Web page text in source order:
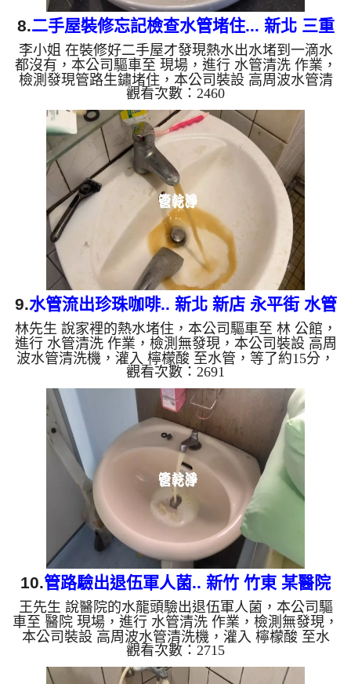
8.二手屋裝修忘記檢查水管堵住... 新北 三重
成功路 清洗水管
李小姐 在裝修好二手屋才發現熱水出水堵到一滴水
都沒有，本公司驅車至 現場，進行 水管清洗 作業，
檢測發現管路生鏽堵住，本公司裝設 高周波水管清
洗機，灌入 檸檬酸 至水管，等了約15分，開啟 水管
清洗機 ，啟動 螺旋波 模式，一開始藥水無法灌入，
改用特殊工法，一開始就流出鐵鏽水，看起來跟咖啡
一樣濃郁，兩個多小時後，熱水出水從一滴都沒有便
正常出水了。 如是自來水，如水管老化，會產生鐵
鏽跟泥沙堆積，洗出來的水就會是咖啡色，地下水含
有氧化錳，管壁上會結成黑色管垢，洗出來的水會跟
石油一樣黑，有些洗出...
觀看次數：2460
9.水管流出珍珠咖啡.. 新北 新店 永平街 水管
清洗
林先生 說家裡的熱水堵住，本公司驅車至 林 公館，
進行 水管清洗 作業，檢測無發現，本公司裝設 高周
波水管清洗機，灌入 檸檬酸 至水管，等了約15分，
開啟 水管清洗機 ，啟動 螺旋波 模式，一開始就流出
土色髒水，還掉出一顆顆異物，忽然顏色變咖啡色，
就像珍珠咖啡，兩個多小時後，出水變乾淨熱水出水
恢復正常了。 如是自來水，如水管老化，會產生鐵
鏽跟泥沙堆積，洗出來的水就會是咖啡色，地下水含
有氧化錳，管壁上會結成黑色管垢，洗出來的水會跟
石油一樣黑，有些洗出綠色的水，是因為裡面有銅的
物質，生鏽產生銅...
觀看次數：2691
10.管路驗出退伍軍人菌.. 新竹 竹東 某醫院
洗管路
王先生 說醫院的水龍頭驗出退伍軍人菌，本公司驅
車至 醫院 現場，進行 水管清洗 作業，檢測無發現，
本公司裝設 高周波水管清洗機，灌入 檸檬酸 至水
管，等了約15分，開啟 水管清洗機 ，啟動 螺旋波 模
式，剛開始灌入藥水洗管路就噴出黃色泡沫水，越洗
觀看次數：2715